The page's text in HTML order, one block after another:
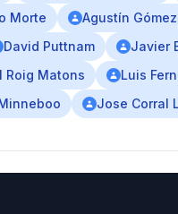
Morte Agustín
David Puttnam Javier
Roig Matons Luis
Jose Corral